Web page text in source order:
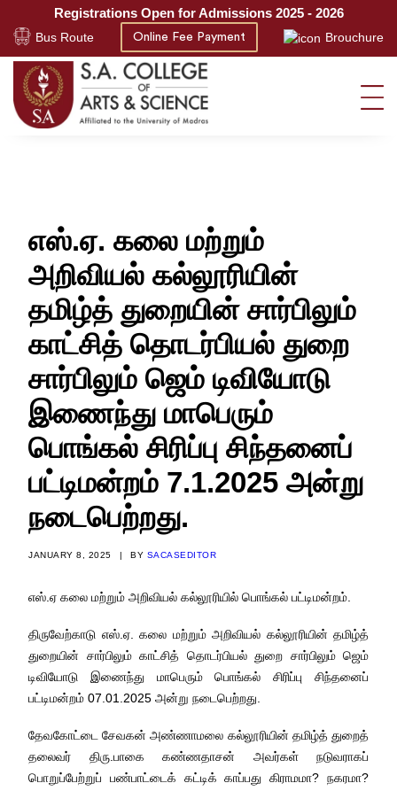
Registrations Open for Admissions 2025 - 2026
Bus Route Online Fee Payment Brouchure
எஸ்.ஏ. கலை மற்றும்
அறிவியல் கல்லூரியின்
தமிழ்த் துறையின் சார்பிலும்
காட்சித் தொடர்பியல் துறை
சார்பிலும் ஜெம் டிவியோடு
இணைந்து மாபெரும்
பொங்கல் சிரிப்பு சிந்தனைப்
பட்டிமன்றம் 7.1.2025 அன்று
நடைபெற்றது.
JANUARY 8, 2025 | BY SACASEDITOR
எஸ்.ஏ கலை மற்றும் அறிவியல் கல்லூரியில் பொங்கல் பட்டிமன்றம்.
திருவேற்காடு எஸ்.ஏ. கலை மற்றும் அறிவியல் கல்லூரியின் தமிழ்த்
துறையின் சார்பிலும் காட்சித் தொடர்பியல் துறை சார்பிலும் ஜெம்
டிவியோடு இணைந்து மாபெரும் பொங்கல் சிரிப்பு சிந்தனைப்
பட்டிமன்றம் 07.01.2025 அன்று நடைபெற்றது.
தேவகோட்டை சேவகன் அண்ணாமலை கல்லூரியின் தமிழ்த் துறைத்
தலைவர் திரு.பாகை கண்ணதாசன் அவர்கள் நடுவராகப்
பொறுப்பேற்றுப் பண்பாட்டைக் கட்டிக் காப்பது கிராமமா? நகரமா?